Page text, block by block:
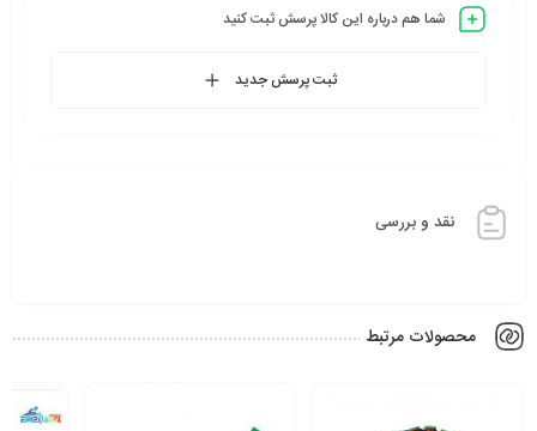
شما هم درباره این کالا پرسش ثبت کنید
ثبت پرسش جدید
نقد و بررسی
محصولات مرتبط